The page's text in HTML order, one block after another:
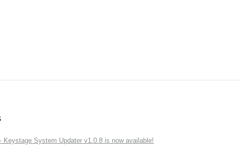
Keystage System Updater v1.0.8 is now available!